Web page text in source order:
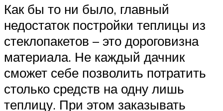
Как бы то ни было, главный
недостаток постройки теплицы из
стеклопакетов – это дороговизна
материала. Не каждый дачник
сможет себе позволить потратить
столько средств на одну лишь
теплицу. При этом заказывать